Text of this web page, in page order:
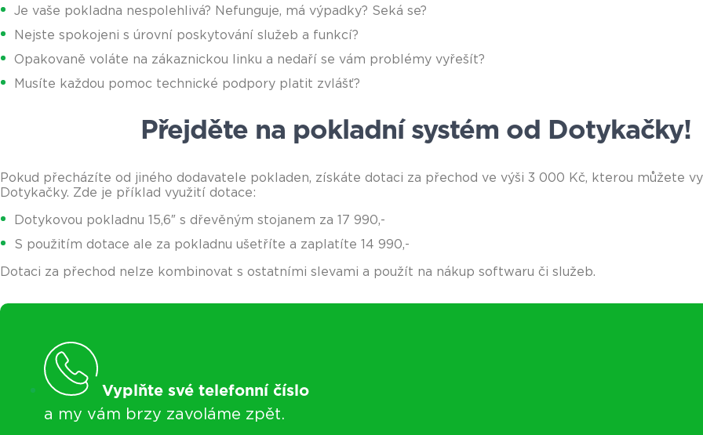
Je vaše pokladna nespolehlivá? Nefunguje, má výpadky? Seká se?
Nejste spokojeni s úrovní poskytování služeb a funkcí?
Opakovaně voláte na zákaznickou linku a nedaří se vám problémy vyřešít?
Musíte každou pomoc technické podpory platit zvlášť?
Přejděte na pokladní systém od Dotykačky!
Pokud přecházíte od jiného dodavatele pokladen, získáte dotaci za přechod ve výši 3 000 Kč, kterou můžete
Dotykačky. Zde je příklad využití dotace:
Dotykovou pokladnu 15,6″ s dřevěným stojanem za 17 990,-
S použitím dotace ale za pokladnu ušetříte a zaplatíte 14 990,-
Dotaci za přechod nelze kombinovat s ostatními slevami a použít na nákup softwaru či služeb.
Vyplňte své telefonní číslo
a my vám brzy zavoláme zpět.